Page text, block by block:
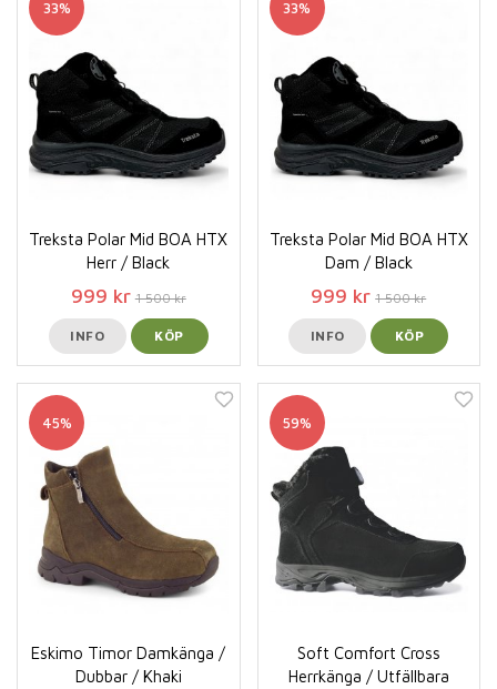
33%
Treksta Polar Mid BOA HTX
Herr / Black
999 kr 1 500 kr
INFO KÖP
33%
Treksta Polar Mid BOA HTX
Dam / Black
999 kr 1 500 kr
INFO KÖP
45%
Eskimo Timor Damkänga /
Dubbar / Khaki
59%
Soft Comfort Cross
Herrkänga / Utfällbara